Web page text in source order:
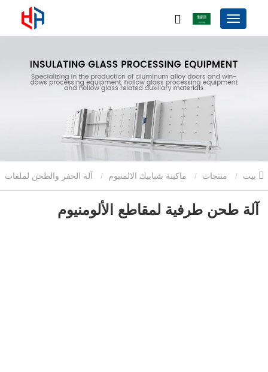
منتجات ماكينة شبابيك الالمنيوم آلة الحفر والطحن لملفات
الألومنيوم
آلة طحن طرفية لمقاطع الألومنيوم